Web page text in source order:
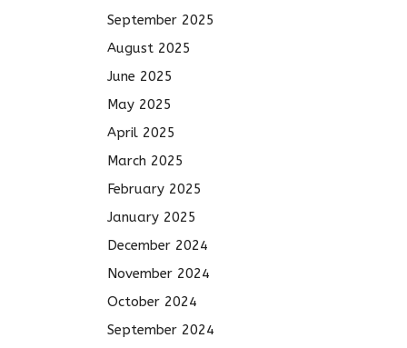
September 2025
August 2025
June 2025
May 2025
April 2025
March 2025
February 2025
January 2025
December 2024
November 2024
October 2024
September 2024